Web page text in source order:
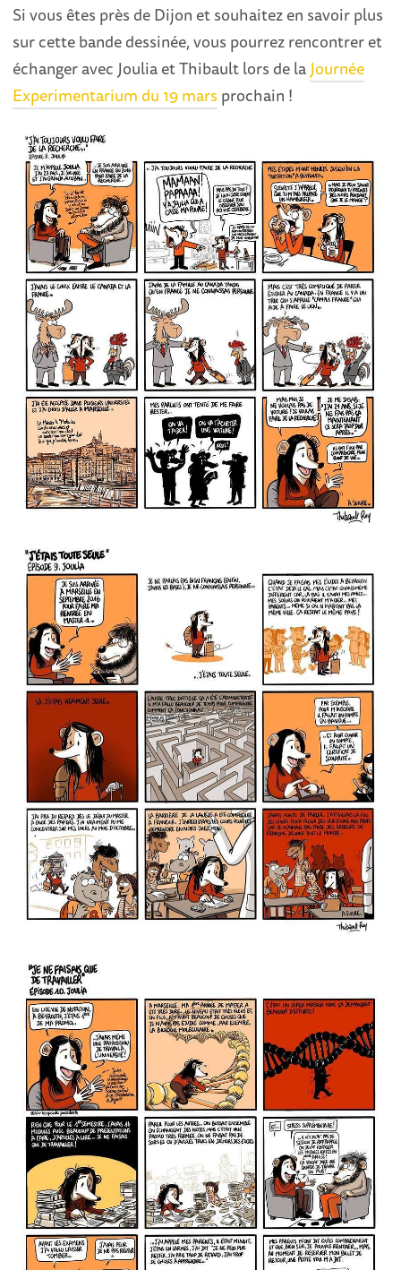
Si vous êtes près de Dijon et souhaitez en savoir plus
sur cette bande dessinée, vous pourrez rencontrer et
échanger avec Joulia et Thibault lors de laJournée
Experimentarium du 19 mars prochain !